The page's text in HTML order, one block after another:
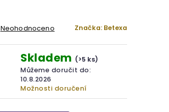
Neohodnoceno Značka: Betexa
Skladem (>5 ks)
Můžeme doručit do:
10.8.2026
Možnosti doručení